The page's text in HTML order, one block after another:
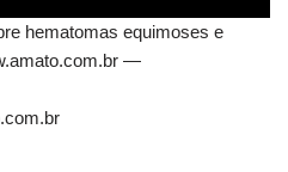
hematomas equimoses e
—